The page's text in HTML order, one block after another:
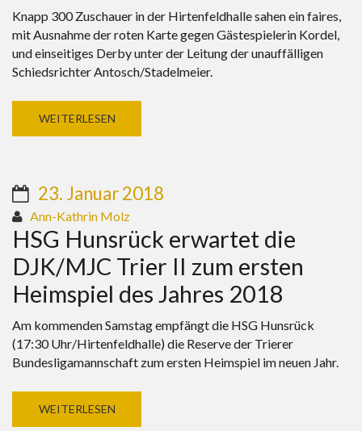
Knapp 300 Zuschauer in der Hirtenfeldhalle sahen ein faires,
mit Ausnahme der roten Karte gegen Gästespielerin Kordel,
und einseitiges Derby unter der Leitung der unauffälligen
Schiedsrichter Antosch/Stadelmeier.
WEITERLESEN
23. Januar 2018
Ann-Kathrin Molz
HSG Hunsrück erwartet die
DJK/MJC Trier II zum ersten
Heimspiel des Jahres 2018
Am kommenden Samstag empfängt die HSG Hunsrück
(17:30 Uhr/Hirtenfeldhalle) die Reserve der Trierer
Bundesligamannschaft zum ersten Heimspiel im neuen Jahr.
WEITERLESEN